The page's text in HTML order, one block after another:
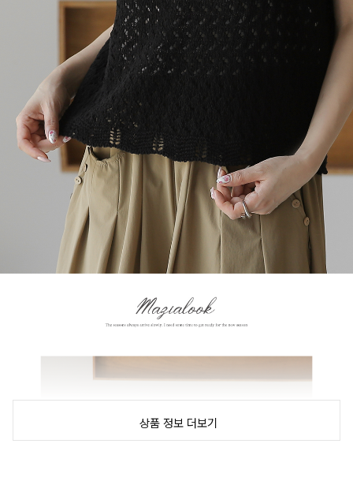
상품 정보 더보기